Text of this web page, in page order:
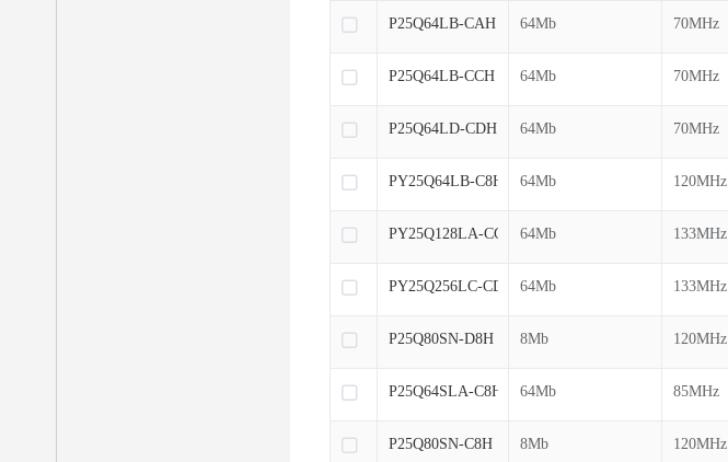
64Mb 70MHz
64Mb 70MHz
64Mb 70MHz
64Mb 120MHz
64Mb 133MHz
64Mb 133MHz
8Mb 120MHz
64Mb 85MHz
8Mb 120MHz
P25Q64LB-CAH
P25Q64LB-CCH
P25Q64LD-CDH
PY25Q64LB-C8H
PY25Q128LA-CCH
PY25Q256LC-CDH
P25Q80SN-D8H
P25Q64SLA-C8H
P25Q80SN-C8H